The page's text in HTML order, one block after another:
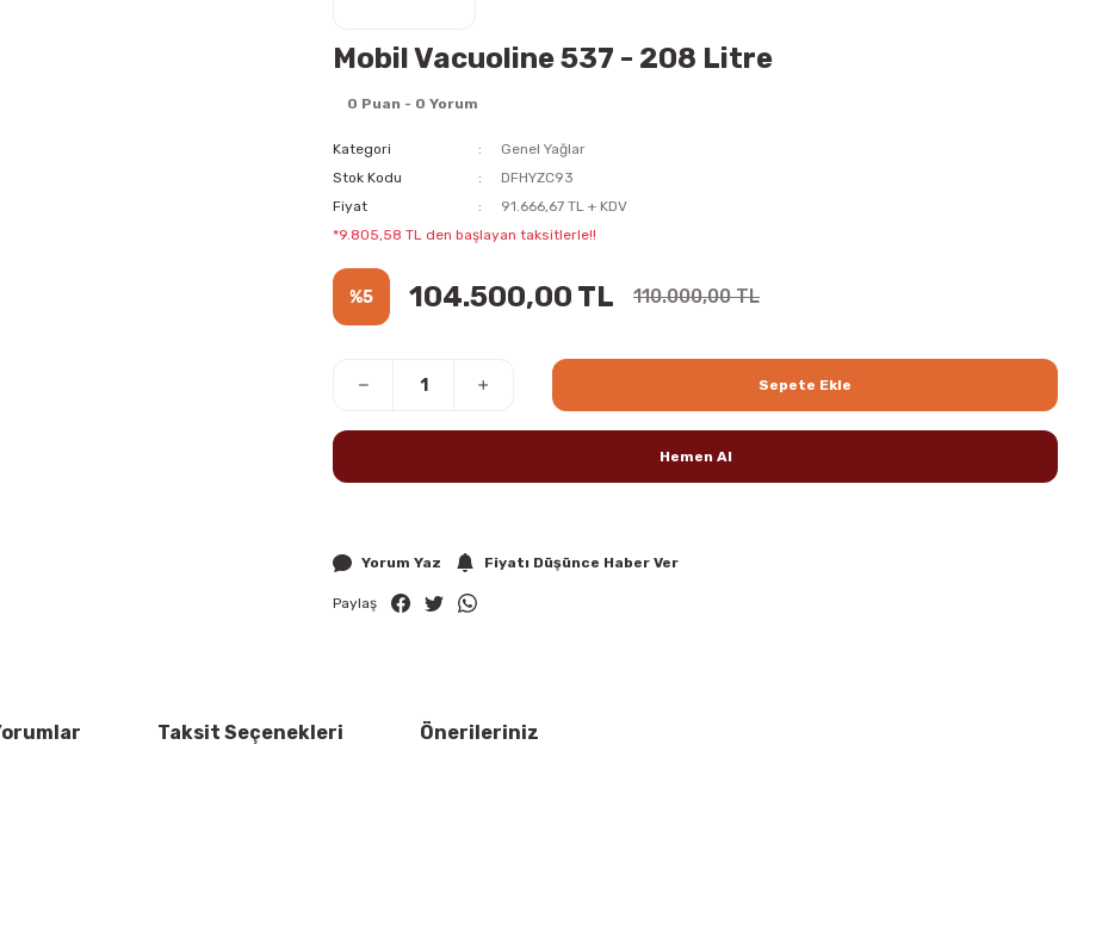
Mobil Vacuoline 537 - 208 Litre
0 Puan - 0 Yorum
Kategori
Genel Yağlar
Stok Kodu
DFHYZC93
Fiyat
91.666,67 TL + KDV
*9.805,58 TL den başlayan taksitlerle!!
%5 104.500,00 TL 110.000,00 TL
Sepete Ekle
Hemen Al
Yorum Yaz Fiyatı Düşünce Haber Ver
Paylaş
Taksit Seçenekleri Önerileriniz